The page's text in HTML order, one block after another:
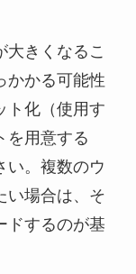
大きくなるこ
かかる可能性
ト化（使用す
を用意する
い。複数のウ
い場合は、そ
ドするのが基